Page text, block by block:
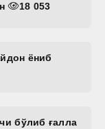
18 053
ёниб
бўлиб ғалла